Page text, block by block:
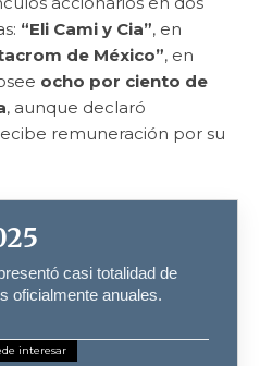
“Eli Cami y Cia”, en
de México”, en
ocho por ciento de
, aunque declaró
remuneración por su
casi totalidad de
oficialmente anuales.